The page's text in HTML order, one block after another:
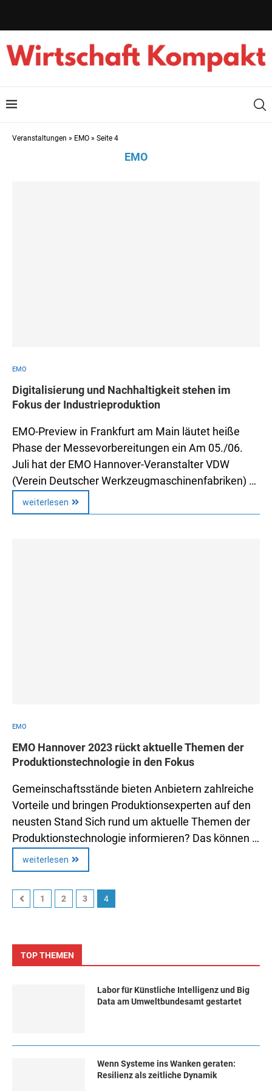
Veranstaltungen » EMO » Seite 4
EMO
EMO
Digitalisierung und Nachhaltigkeit stehen im
Fokus der Industrieproduktion
EMO-Preview in Frankfurt am Main läutet heiße
Phase der Messevorbereitungen ein Am 05./06.
Juli hat der EMO Hannover-Veranstalter VDW
(Verein Deutscher Werkzeugmaschinenfabriken) …
weiterlesen
EMO
EMO Hannover 2023 rückt aktuelle Themen der
Produktionstechnologie in den Fokus
Gemeinschaftsstände bieten Anbietern zahlreiche
Vorteile und bringen Produktionsexperten auf den
neusten Stand Sich rund um aktuelle Themen der
Produktionstechnologie informieren? Das können …
weiterlesen
1 2 3 4
TOP THEMEN
Labor für Künstliche Intelligenz und Big
Data am Umweltbundesamt gestartet
Wenn Systeme ins Wanken geraten:
Resilienz als zeitliche Dynamik